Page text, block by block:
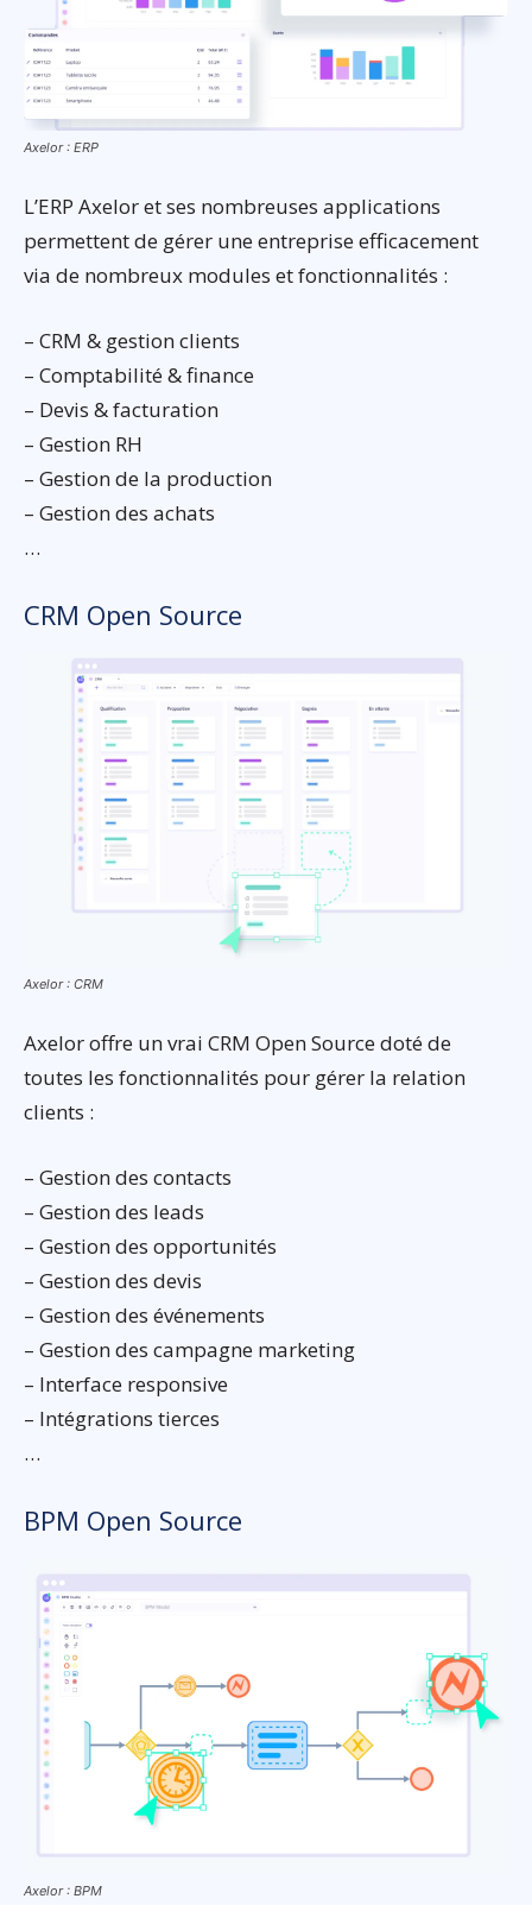
Axelor : ERP
L’ERP Axelor et ses nombreuses applications
permettent de gérer une entreprise efficacement
via de nombreux modules et fonctionnalités :
– CRM & gestion clients
– Comptabilité & finance
– Devis & facturation
– Gestion RH
– Gestion de la production
– Gestion des achats
…
CRM Open Source
Axelor : CRM
Axelor offre un vrai CRM Open Source doté de
toutes les fonctionnalités pour gérer la relation
clients :
– Gestion des contacts
– Gestion des leads
– Gestion des opportunités
– Gestion des devis
– Gestion des événements
– Gestion des campagne marketing
– Interface responsive
– Intégrations tierces
…
BPM Open Source
Axelor : BPM